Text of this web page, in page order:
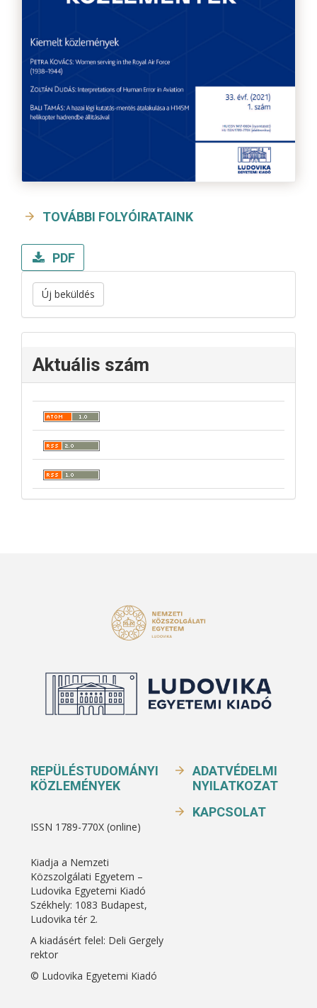
TOVÁBBI FOLYÓIRATAINK
PDF
Új beküldés
Aktuális szám
REPÜLÉSTUDOMÁNYI
KÖZLEMÉNYEK
ISSN 1789-770X (online)
Kiadja a Nemzeti
Közszolgálati Egyetem –
Ludovika Egyetemi Kiadó
Székhely: 1083 Budapest,
Ludovika tér 2.
A kiadásért felel: Deli Gergely
rektor
© Ludovika Egyetemi Kiadó
ADATVÉDELMI
NYILATKOZAT
KAPCSOLAT